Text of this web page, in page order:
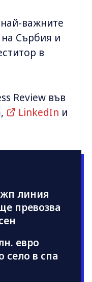
важните
Сърбия и
в
Review във
, LinkedIn и
жп линия
превозва
евро
село в спа